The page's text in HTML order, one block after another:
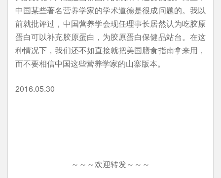
中国某些著名营养学家的学术道德是很成问题的。我以
前就批评过，中国营养学会现任理事长居然认为吃胶原
蛋白可以补充胶原蛋白，为胶原蛋白保健品站台。在这
种情况下，我们还不如直接就把美国膳食指南拿来用，
而不要相信中国这些营养学家的山寨版本。
2016.05.30
～～～欢迎转发～～～